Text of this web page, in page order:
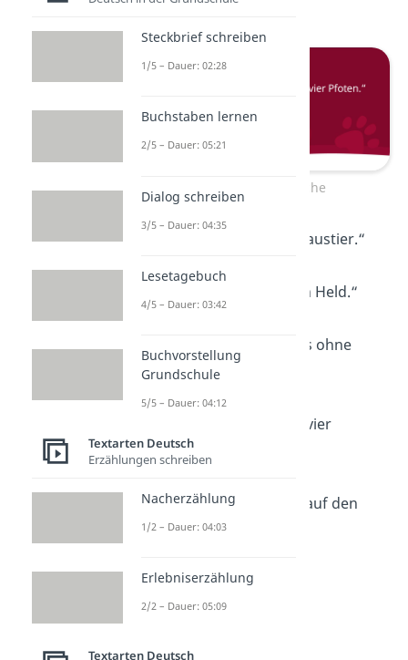
Pfoten.“
Hundesprüche
„Mehr als nur ein Haustier.“
„Mein Hund — mein Held.“
„Lieber mit Hund als ohne
Herz.“
„Bester Freund auf vier
Pfoten.“
„Ein Hund ist Liebe auf den
ersten Blick.“
Englische
Steckbrief schreiben
1/5 – Dauer: 02:28
Buchstaben lernen
2/5 – Dauer: 05:21
Dialog schreiben
3/5 – Dauer: 04:35
Lesetagebuch
4/5 – Dauer: 03:42
Buchvorstellung
Grundschule
5/5 – Dauer: 04:12
Textarten Deutsch
Erzählungen schreiben
Nacherzählung
1/2 – Dauer: 04:03
Erlebniserzählung
2/2 – Dauer: 05:09
Textarten Deutsch